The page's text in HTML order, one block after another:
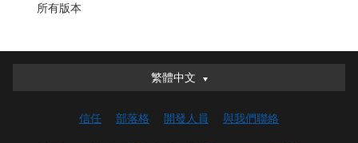
所有版本
繁體中文
繁體中文
English (UK)
信任 部落格 開發人員 與我們聯絡